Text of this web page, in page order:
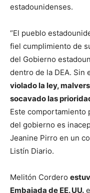
estadounidenses.
“El pueblo
fiel cumplimiento de
del Gobierno
dentro de la DEA. Sin
violado la ley,
socavado las
Este comportamiento
del gobierno es
Jeanine Pirro en un
Listín Diario.
Melitón Cordero
Embajada de EE. UU.